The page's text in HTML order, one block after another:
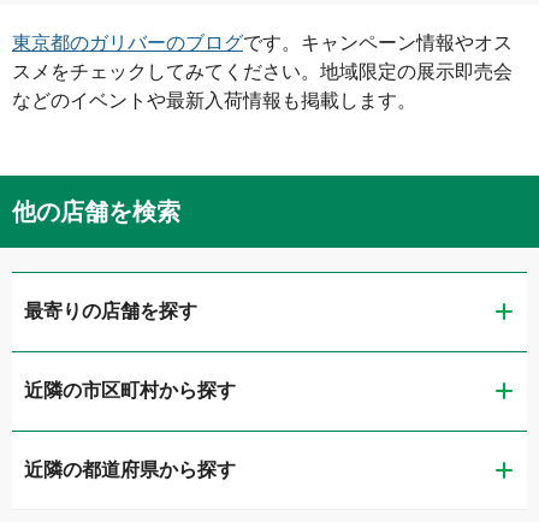
東京都のガリバーのブログです。キャンペーン情報やオス
スメをチェックしてみてください。地域限定の展示即売会
などのイベントや最新入荷情報も掲載します。
他の店舗を検索
最寄りの店舗を探す
ガリバー扇橋店
LIBERALA リベラーラお台場
近隣の市区町村から探す
江東区
近隣の都道府県から探す